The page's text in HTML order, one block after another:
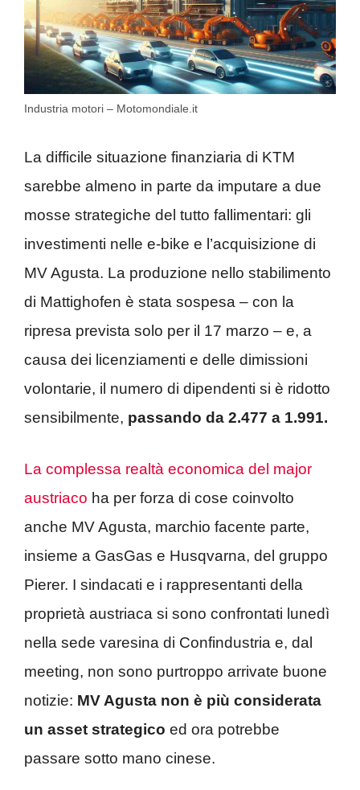
Industria motori – Motomondiale.it
La difficile situazione finanziaria di KTM
sarebbe almeno in parte da imputare a due
mosse strategiche del tutto fallimentari: gli
investimenti nelle e-bike e l’acquisizione di
MV Agusta. La produzione nello stabilimento
di Mattighofen è stata sospesa – con la
ripresa prevista solo per il 17 marzo – e, a
causa dei licenziamenti e delle dimissioni
volontarie, il numero di dipendenti si è ridotto
sensibilmente, passando da 2.477 a 1.991.
La complessa realtà economica del major
austriaco ha per forza di cose coinvolto
anche MV Agusta, marchio facente parte,
insieme a GasGas e Husqvarna, del gruppo
Pierer. I sindacati e i rappresentanti della
proprietà austriaca si sono confrontati lunedì
nella sede varesina di Confindustria e, dal
meeting, non sono purtroppo arrivate buone
notizie: MV Agusta non è più considerata
un asset strategico ed ora potrebbe
passare sotto mano cinese.